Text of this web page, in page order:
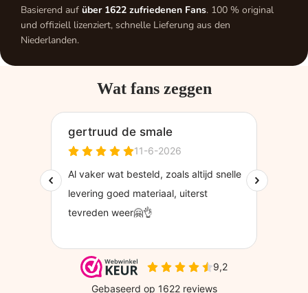
Basierend auf über 1622 zufriedenen Fans. 100 % original
und offiziell lizenziert, schnelle Lieferung aus den
Niederlanden.
Wat fans zeggen